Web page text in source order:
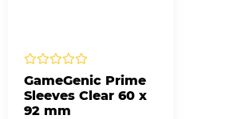
GameGenic Prime
Sleeves Clear 60 x
92 mm